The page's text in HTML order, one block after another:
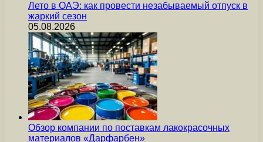
Лето в ОАЭ: как провести незабываемый отпуск в
жаркий сезон
05.08.2026
Обзор компании по поставкам лакокрасочных
материалов «Дарфарбен»